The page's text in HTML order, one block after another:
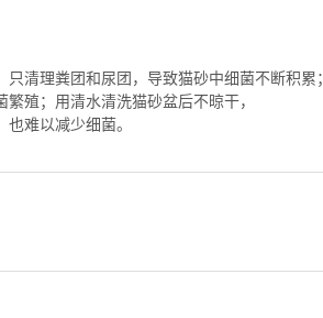
清理粪团和尿团，导致猫砂中细菌不断积累；
殖；用清水清洗猫砂盆后不晾干，
难以减少细菌。